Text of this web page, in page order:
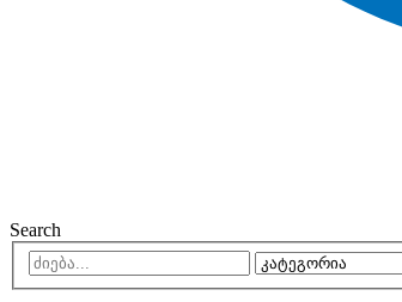
Search